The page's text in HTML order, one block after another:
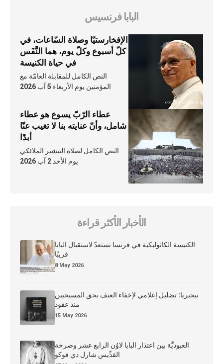
البابا فرنسيس
الإفخارستيّا وصلاة السّاعات، في
كلّ أسبوع وكلّ يوم، هما النَّفَس
في حياة الكنيسة
النص الكامل للمقابلة العامّة مع
المؤمنين يوم الأربعاء 5 آب 2026
عطاء الرّبّ يسوع هو عطاء
شامل، وأنّ عنايته بنا لا تغيب عنّا
أبدًا
النص الكامل لصلاة التبشير الملائكي
يوم الأحد 2 آب 2026
الأخبار الأكثر قراءة
الكنيسة الكاثوليكية في فرنسا تستعدّ لاستقبال البابا
قريبًا
8 May 2026
نيجيريا: تضليل إعلامي لإخفاء العنف بحق المسيحيين
منذ عقود
15 May 2026
العبوديَّة بين اعتذار البابا لاوُن الرابع عشر وصرخة
القدِّيس شارل دي فوكو